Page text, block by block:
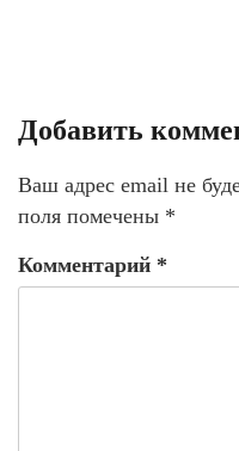
Добавить
Ваш адрес email не
поля помечены *
Комментарий *